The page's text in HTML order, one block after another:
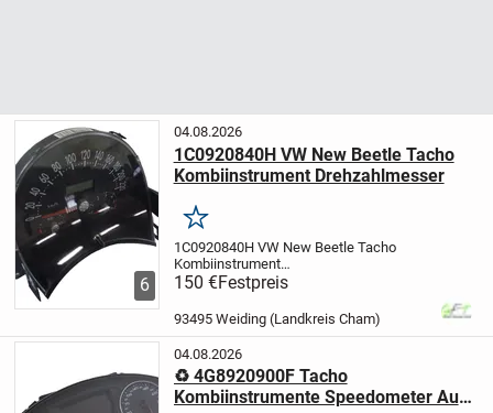
6
04.08.2026
1C0920840H VW New Beetle Tacho
Kombiinstrument Drehzahlmesser
Merken
1C0920840H VW New Beetle Tacho
Kombiinstrument
DrehzahlmesserHerstellernummer:
1C0920840HHersteller: VW
Referenznummer(n):
1C0920840H Herstellergarantie: 12
MonateArtikel stammt aus einem...
150 €Festpreis
93495 Weiding (Landkreis Cham)
04.08.2026
♻️ 4G8920900F Tacho
Kombiinstrumente Speedometer Audi